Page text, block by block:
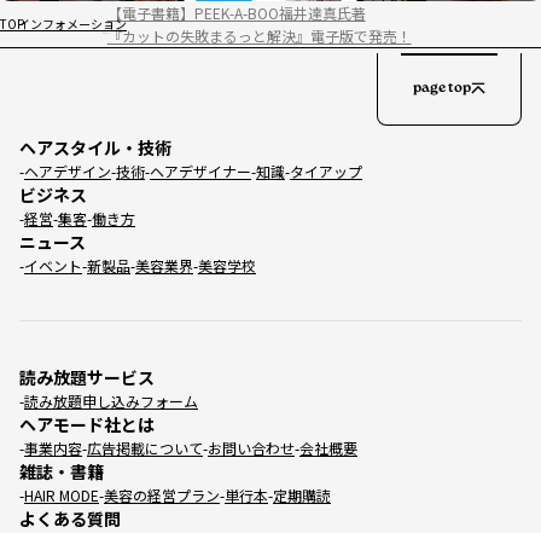
TOPインフォメーション
【電子書籍】PEEK-A-BOO福井達真氏著
『カットの失敗まるっと解決』電子版で発売！
ヘアスタイル・技術
ヘアデザイン 技術 ヘアデザイナー 知識 タイアップ
ビジネス
経営 集客 働き方
ニュース
イベント 新製品 美容業界 美容学校
読み放題サービス
読み放題申し込みフォーム
ヘアモード社とは
事業内容 広告掲載について お問い合わせ 会社概要
雑誌・書籍
HAIR MODE 美容の経営プラン 単行本 定期購読
よくある質問
page top